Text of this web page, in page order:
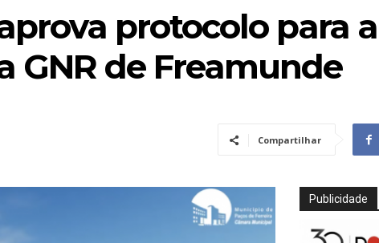
protocolo para
GNR de Freamunde
Compartilhar
Publicidade